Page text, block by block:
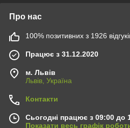
Про нас
100% позитивних з 1926
Працює з 31.12.2020
м. Львів
Львів, Україна
Контакти
Сьогодні працює з 09:00 до
Показати весь графік